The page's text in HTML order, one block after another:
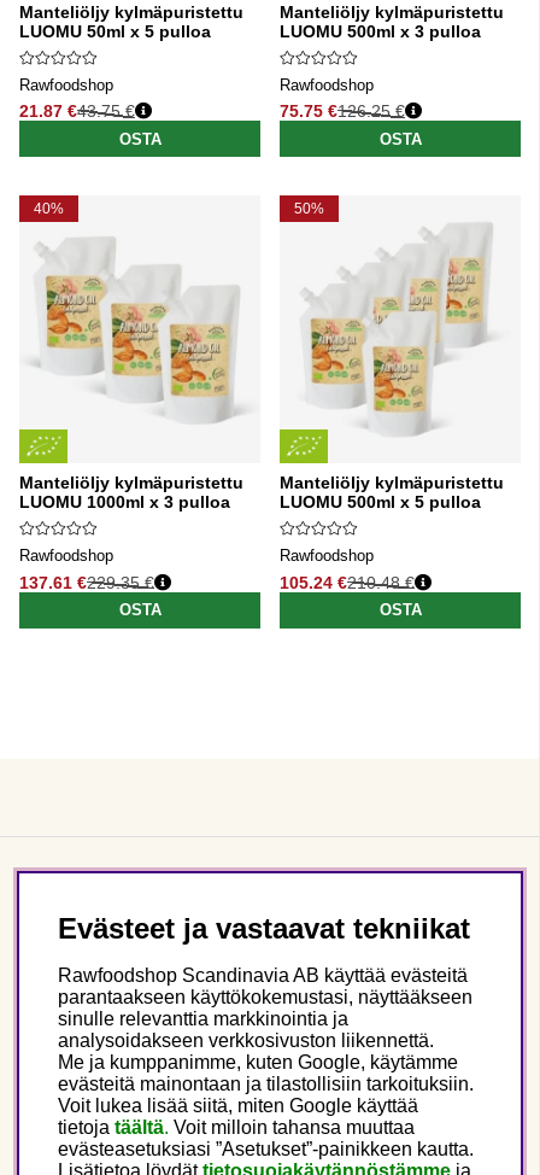
Manteliöljy kylmäpuristettu
LUOMU 50ml x 5 pulloa
Rawfoodshop
21.87 €
Normaali hinta
43.75 €
OSTA
Manteliöljy kylmäpuristettu
LUOMU 500ml x 3 pulloa
Rawfoodshop
75.75 €
Normaali hinta
126.25 €
OSTA
40%
Manteliöljy kylmäpuristettu
LUOMU 1000ml x 3 pulloa
Rawfoodshop
137.61 €
Normaali hinta
229.35 €
OSTA
50%
Manteliöljy kylmäpuristettu
LUOMU 500ml x 5 pulloa
Rawfoodshop
105.24 €
Normaali hinta
210.48 €
OSTA
Seuraa meitä
Tämä on Rawfoodshop
Finland
Evästeet ja vastaavat tekniikat
Rawfoodshop Scandinavia AB käyttää evästeitä
parantaakseen käyttökokemustasi, näyttääkseen
sinulle relevanttia markkinointia ja
analysoidakseen verkkosivuston liikennettä.
Me ja kumppanimme, kuten Google, käytämme
evästeitä mainontaan ja tilastollisiin tarkoituksiin.
Voit lukea lisää siitä, miten Google käyttää
tietoja täältä. Voit milloin tahansa muuttaa
evästeasetuksiasi ”Asetukset”-painikkeen kautta.